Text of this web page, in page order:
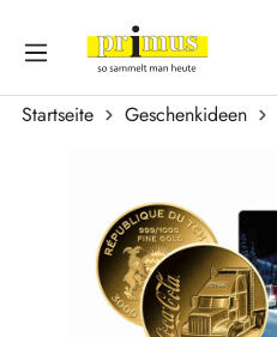
Zum Hauptinhalt springen
Startseite Geschenkideen